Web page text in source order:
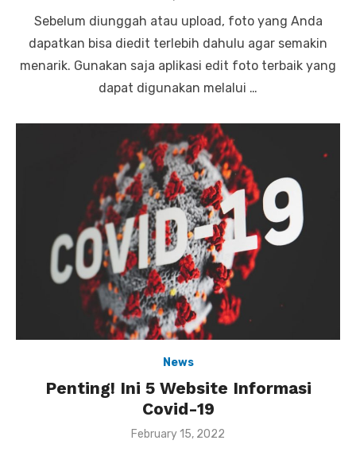
s
e
d
n
Sebelum diunggah atau upload, foto yang Anda
dapatkan bisa diedit terlebih dahulu agar semakin
menarik. Gunakan saja aplikasi edit foto terbaik yang
dapat digunakan melalui …
News
Penting! Ini 5 Website Informasi
Covid-19
PFebruary 15, 2022